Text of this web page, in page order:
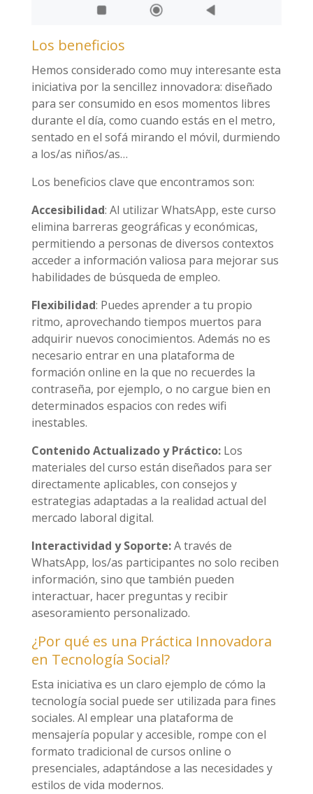
Los beneficios
Hemos considerado como muy interesante esta
iniciativa por la sencillez innovadora: diseñado
para ser consumido en esos momentos libres
durante el día, como cuando estás en el metro,
sentado en el sofá mirando el móvil, durmiendo
a los/as niños/as…
Los beneficios clave que encontramos son:
Accesibilidad: Al utilizar WhatsApp, este curso
elimina barreras geográficas y económicas,
permitiendo a personas de diversos contextos
acceder a información valiosa para mejorar sus
habilidades de búsqueda de empleo.
Flexibilidad: Puedes aprender a tu propio
ritmo, aprovechando tiempos muertos para
adquirir nuevos conocimientos. Además no es
necesario entrar en una plataforma de
formación online en la que no recuerdes la
contraseña, por ejemplo, o no cargue bien en
determinados espacios con redes wifi
inestables.
Contenido Actualizado y Práctico:Los
materiales del curso están diseñados para ser
directamente aplicables, con consejos y
estrategias adaptadas a la realidad actual del
mercado laboral digital.
Interactividad y Soporte:A través de
WhatsApp, los/as participantes no solo reciben
información, sino que también pueden
interactuar, hacer preguntas y recibir
asesoramiento personalizado.
¿Por qué es una Práctica Innovadora
en Tecnología Social?
Esta iniciativa es un claro ejemplo de cómo la
tecnología social puede ser utilizada para fines
sociales. Al emplear una plataforma de
mensajería popular y accesible, rompe con el
formato tradicional de cursos online o
presenciales, adaptándose a las necesidades y
estilos de vida modernos.